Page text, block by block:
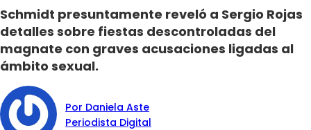
Schmidt presuntamente reveló a Sergio Rojas
detalles sobre fiestas descontroladas del
magnate con graves acusaciones ligadas al
ámbito sexual.
Por Daniela Aste
Periodista Digital